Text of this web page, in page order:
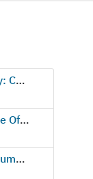
Women in Spanish-Arabic Poetry: Conference with authors in the framework of the International Festival of Poetry and Art «Grito de Mujer»
14th Edition of the Master Course Official in Biology and Technology of Mammals Reproduction
The period to participate in the summer scientific campus is opened.